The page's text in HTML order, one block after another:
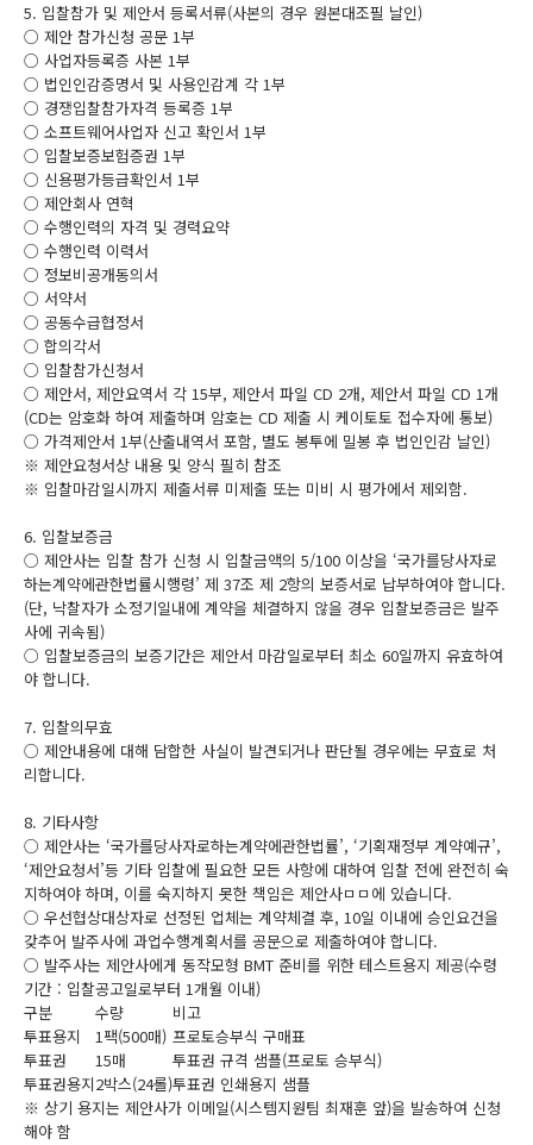
5. 입찰참가 및 제안서 등록서류(사본의 경우 원본대조필 날인)
○ 제안 참가신청 공문 1부
○ 사업자등록증 사본 1부
○ 법인인감증명서 및 사용인감계 각 1부
○ 경쟁입찰참가자격 등록증 1부
○ 소프트웨어사업자 신고 확인서 1부
○ 입찰보증보험증권 1부
○ 신용평가등급확인서 1부
○ 제안회사 연혁
○ 수행인력의 자격 및 경력요약
○ 수행인력 이력서
○ 정보비공개동의서
○ 서약서
○ 공동수급협정서
○ 합의각서
○ 입찰참가신청서
○ 제안서, 제안요역서 각 15부, 제안서 파일 CD 2개, 제안서 파일 CD 1개
(CD는 암호화 하여 제출하며 암호는 CD 제출 시 케이토토 접수자에 통보)
○ 가격제안서 1부(산출내역서 포함, 별도 봉투에 밀봉 후 법인인감 날인)
※ 제안요청서상 내용 및 양식 필히 참조
※ 입찰마감일시까지 제출서류 미제출 또는 미비 시 평가에서 제외함.
6. 입찰보증금
○ 제안사는 입찰 참가 신청 시 입찰금액의 5/100 이상을 ‘국가를당사자로
하는계약에관한법률시행령’ 제 37조 제 2항의 보증서로 납부하여야 합니다.
(단, 낙찰자가 소정기일내에 계약을 체결하지 않을 경우 입찰보증금은 발주
사에 귀속됨)
○ 입찰보증금의 보증기간은 제안서 마감일로부터 최소 60일까지 유효하여
야 합니다.
7. 입찰의무효
○ 제안내용에 대해 담합한 사실이 발견되거나 판단될 경우에는 무효로 처
리합니다.
8. 기타사항
○ 제안사는 ‘국가를당사자로하는계약에관한법률’, ‘기획재정부 계약예규’,
‘제안요청서’등 기타 입찰에 필요한 모든 사항에 대하여 입찰 전에 완전히 숙
지하여야 하며, 이를 숙지하지 못한 책임은 제안사ㅁㅁ에 있습니다.
○ 우선협상대상자로 선정된 업체는 계약체결 후, 10일 이내에 승인요건을
갖추어 발주사에 과업수행계획서를 공문으로 제출하여야 합니다.
○ 발주사는 제안사에게 동작모형 BMT 준비를 위한 테스트용지 제공(수령
기간 : 입찰공고일로부터 1개월 이내)
구분
수량
비고
투표용지
1팩(500매) 프로토승부식 구매표
투표권
15매
투표권 규격 샘플(프로토 승부식)
투표권용지2박스(24롤)투표권 인쇄용지 샘플
※ 상기 용지는 제안사가 이메일(시스템지원팀 최재훈 앞)을 발송하여 신청
해야 함